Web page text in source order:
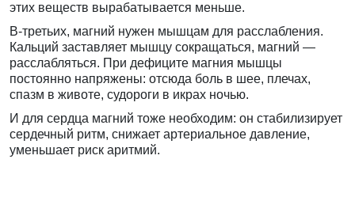
этих веществ вырабатывается меньше.
В-третьих, магний нужен мышцам для расслабления.
Кальций заставляет мышцу сокращаться, магний —
расслабляться. При дефиците магния мышцы
постоянно напряжены: отсюда боль в шее, плечах,
спазм в животе, судороги в икрах ночью.
И для сердца магний тоже необходим: он стабилизирует
сердечный ритм, снижает артериальное давление,
уменьшает риск аритмий.